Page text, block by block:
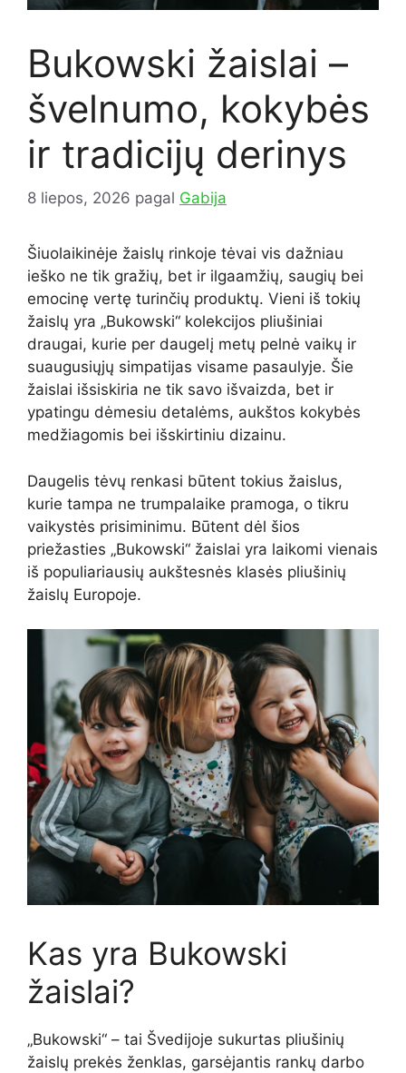
Bukowski žaislai –
švelnumo, kokybės
ir tradicijų derinys
8 liepos, 2026 pagal Gabija
Šiuolaikinėje žaislų rinkoje tėvai vis dažniau
ieško ne tik gražių, bet ir ilgaamžių, saugių bei
emocinę vertę turinčių produktų. Vieni iš tokių
žaislų yra „Bukowski“ kolekcijos pliušiniai
draugai, kurie per daugelį metų pelnė vaikų ir
suaugusiųjų simpatijas visame pasaulyje. Šie
žaislai išsiskiria ne tik savo išvaizda, bet ir
ypatingu dėmesiu detalėms, aukštos kokybės
medžiagomis bei išskirtiniu dizainu.
Daugelis tėvų renkasi būtent tokius žaislus,
kurie tampa ne trumpalaike pramoga, o tikru
vaikystės prisiminimu. Būtent dėl šios
priežasties „Bukowski“ žaislai yra laikomi vienais
iš populiariausių aukštesnės klasės pliušinių
žaislų Europoje.
Kas yra Bukowski
žaislai?
„Bukowski“ – tai Švedijoje sukurtas pliušinių
žaislų prekės ženklas, garsėjantis rankų darbo